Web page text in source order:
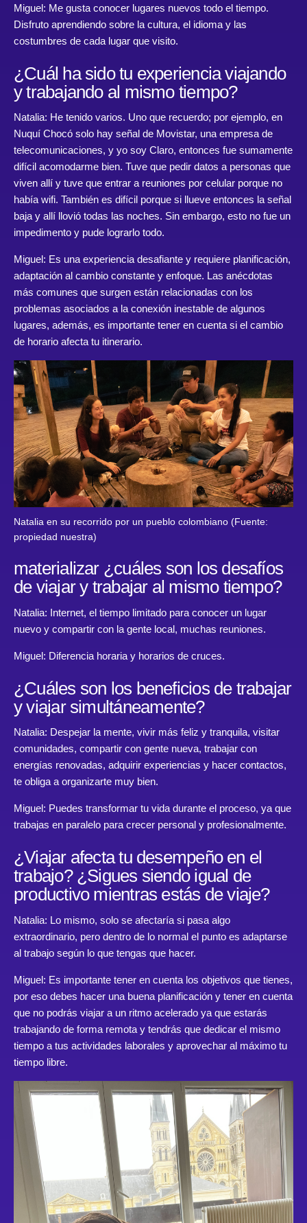
Miguel: Me gusta conocer lugares nuevos todo el tiempo.
Disfruto aprendiendo sobre la cultura, el idioma y las
costumbres de cada lugar que visito.
¿Cuál ha sido tu experiencia viajando
y trabajando al mismo tiempo?
Natalia: He tenido varios. Uno que recuerdo; por ejemplo, en
Nuquí Chocó solo hay señal de Movistar, una empresa de
telecomunicaciones, y yo soy Claro, entonces fue sumamente
difícil acomodarme bien. Tuve que pedir datos a personas que
viven allí y tuve que entrar a reuniones por celular porque no
había wifi. También es difícil porque si llueve entonces la señal
baja y allí llovió todas las noches. Sin embargo, esto no fue un
impedimento y pude lograrlo todo.
Miguel: Es una experiencia desafiante y requiere planificación,
adaptación al cambio constante y enfoque. Las anécdotas
más comunes que surgen están relacionadas con los
problemas asociados a la conexión inestable de algunos
lugares, además, es importante tener en cuenta si el cambio
de horario afecta tu itinerario.
Natalia en su recorrido por un pueblo colombiano (Fuente:
propiedad nuestra)
materializar ¿cuáles son los desafíos
de viajar y trabajar al mismo tiempo?
Natalia: Internet, el tiempo limitado para conocer un lugar
nuevo y compartir con la gente local, muchas reuniones.
Miguel: Diferencia horaria y horarios de cruces.
¿Cuáles son los beneficios de trabajar
y viajar simultáneamente?
Natalia: Despejar la mente, vivir más feliz y tranquila, visitar
comunidades, compartir con gente nueva, trabajar con
energías renovadas, adquirir experiencias y hacer contactos,
te obliga a organizarte muy bien.
Miguel: Puedes transformar tu vida durante el proceso, ya que
trabajas en paralelo para crecer personal y profesionalmente.
¿Viajar afecta tu desempeño en el
trabajo? ¿Sigues siendo igual de
productivo mientras estás de viaje?
Natalia: Lo mismo, solo se afectaría si pasa algo
extraordinario, pero dentro de lo normal el punto es adaptarse
al trabajo según lo que tengas que hacer.
Miguel: Es importante tener en cuenta los objetivos que tienes,
por eso debes hacer una buena planificación y tener en cuenta
que no podrás viajar a un ritmo acelerado ya que estarás
trabajando de forma remota y tendrás que dedicar el mismo
tiempo a tus actividades laborales y aprovechar al máximo tu
tiempo libre.